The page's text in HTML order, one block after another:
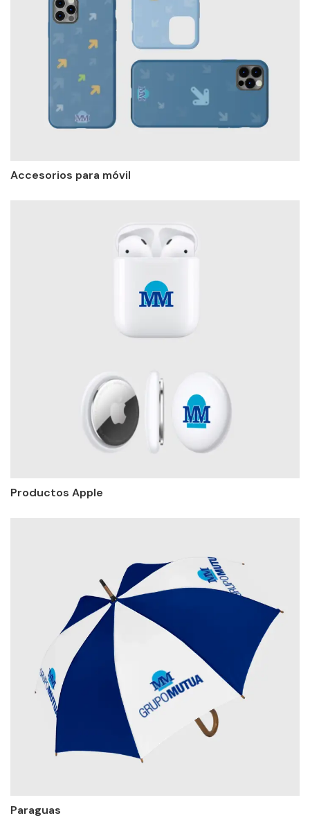
Accesorios para móvil
Productos Apple
Paraguas